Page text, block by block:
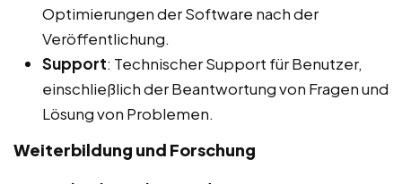
Optimierungen der Software nach der
Veröffentlichung.
Support: Technischer Support für Benutzer,
einschließlich der Beantwortung von Fragen und
Lösung von Problemen.
Weiterbildung und Forschung